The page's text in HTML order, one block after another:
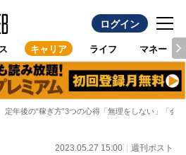
ログイン
キャリア ライフ マネー
定年後の“稼ぎ方”3つの心得「無理をしない」「会
2023.05.27 15:00 週刊ポスト